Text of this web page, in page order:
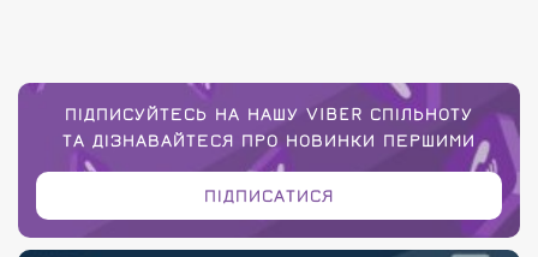
ПІДПИСУЙТЕСЬ НА НАШУ VIBER СПІЛЬНОТУ
ТА ДІЗНАВАЙТЕСЯ ПРО НОВИНКИ ПЕРШИМИ
ПІДПИСАТИСЯ